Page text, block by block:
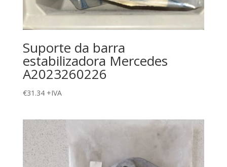
Suporte da barra
estabilizadora Mercedes
A2023260226
€31.34 +IVA